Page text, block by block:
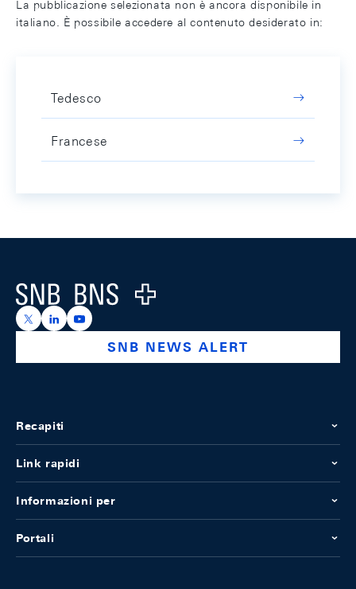
La pubblicazione selezionata non è ancora disponibile in
italiano. È possibile accedere al contenuto desiderato in:
Tedesco
Francese
Logo
https://x.com/snb_bns
https://ch.linkedin.com/company/swiss-national-
https://www.youtube.com/@swissnationalbank
SNB NEWS ALERT
Recapiti
Link rapidi
Informazioni per
Portali